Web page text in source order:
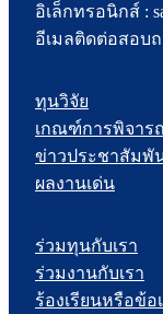
อิเล็กทรอนิกส์ :
อีเมลติดต่อสอบถ
ทุนวิจัย
เกณฑ์การพิจาร
ข่าวประชาสัมพั
ผลงานเด่น
ร่วมทุนกับเรา
ร่วมงานกับเรา
ร้องเรียนหรือข้อ